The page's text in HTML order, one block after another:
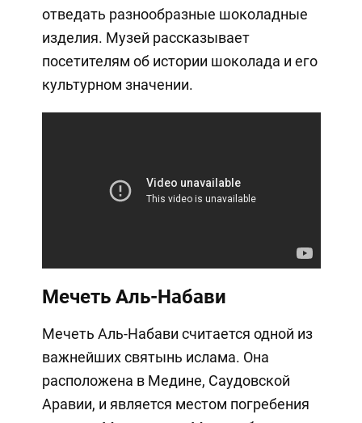
отведать разнообразные шоколадные
изделия. Музей рассказывает
посетителям об истории шоколада и его
культурном значении.
Мечеть Аль-Набави
Мечеть Аль-Набави считается одной из
важнейших святынь ислама. Она
расположена в Медине, Саудовской
Аравии, и является местом погребения